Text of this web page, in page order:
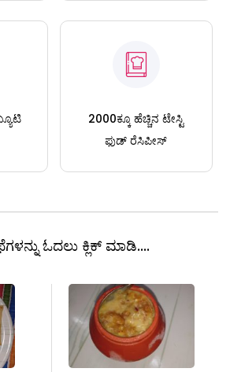
2000ಕ್ಕೂ ಹೆಚ್ಚಿನ ಟೇಸ್ಟಿ
ಫುಡ್ ರೆಸಿಪೀಸ್
ಓದಲು ಕ್ಲಿಕ್ ಮಾಡಿ....